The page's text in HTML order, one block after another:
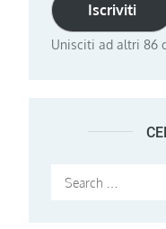
Iscriviti
Unisciti ad altri 86
Search